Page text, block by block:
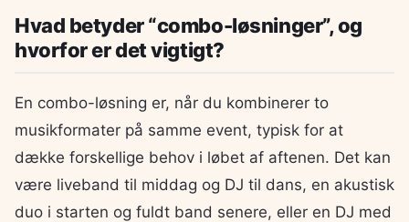
Hvad betyder “combo-løsninger”, og
hvorfor er det vigtigt?
En combo-løsning er, når du kombinerer to
musikformater på samme event, typisk for at
dække forskellige behov i løbet af aftenen. Det kan
være liveband til middag og DJ til dans, en akustisk
duo i starten og fuldt band senere, eller en DJ med